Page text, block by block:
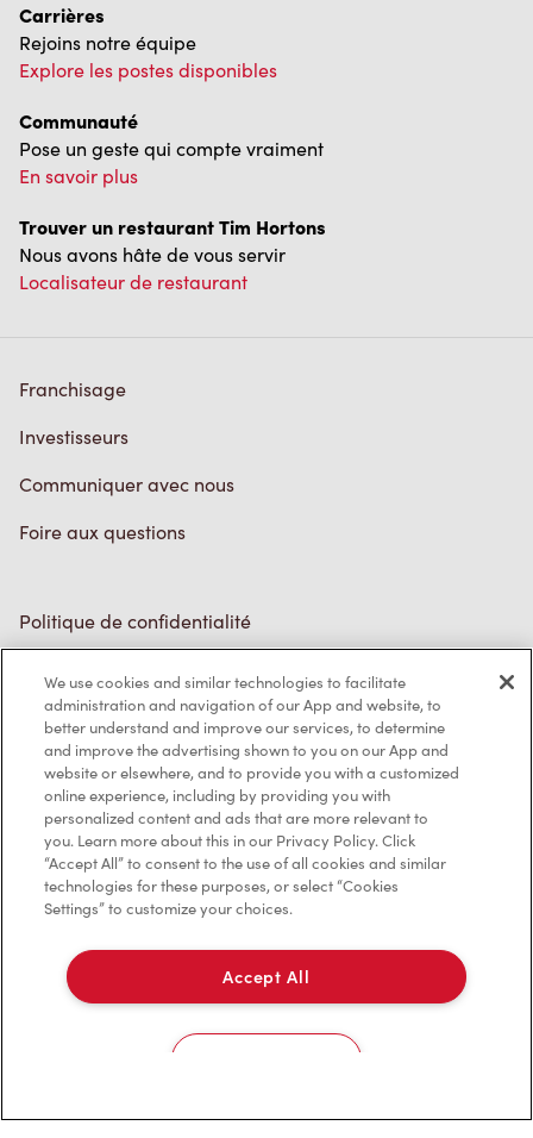
Carrières
Rejoins notre équipe
Explore les postes disponibles
Communauté
Pose un geste qui compte vraiment
En savoir plus
Trouver un restaurant Tim Hortons
Nous avons hâte de vous servir
Localisateur de restaurant
Franchisage
Investisseurs
Communiquer avec nous
Foire aux questions
Politique de confidentialité
Marques de commerce
Accessibilité
Diagnostic
Contactez-nous
TM & © Tim Hortons, 2023
We use cookies and similar technologies to facilitate
administration and navigation of our App and website, to
better understand and improve our services, to determine
and improve the advertising shown to you on our App and
website or elsewhere, and to provide you with a customized
online experience, including by providing you with
personalized content and ads that are more relevant to
you. Learn more about this in our Privacy Policy. Click
“Accept All” to consent to the use of all cookies and similar
technologies for these purposes, or select “Cookies
Settings” to customize your choices.
Accept All